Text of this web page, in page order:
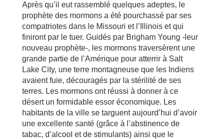
Après qu’il eut rassemblé quelques adeptes, le
prophète des mormons a été pourchassé par ses
compatriotes dans le Missouri et l’Illinois et qui
finiront par le tuer. Guidés par Brigham Young -leur
nouveau prophète-, les mormons traversèrent une
grande partie de l’Amérique pour atterrir à Salt
Lake City, une terre montagneuse que les Indiens
avaient fuie, découragés par la stérilité de ses
terres. Les mormons ont réussi à donner à ce
désert un formidable essor économique. Les
habitants de la ville se targuent aujourd’hui d’avoir
une excellente santé (grâce à l’abstinence de
tabac, d’alcool et de stimulants) ainsi que le